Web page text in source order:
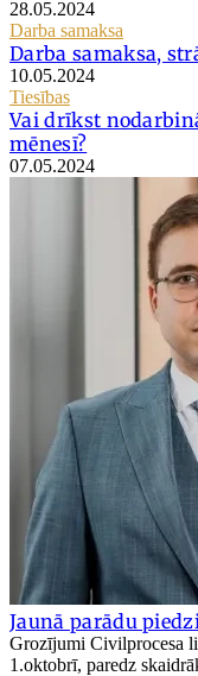
28.05.2024
Darba samaksa
Darba samaksa,
10.05.2024
Tiesības
Vai drīkst
mēnesī?
07.05.2024
Jaunā parādu
Grozījumi Civilprocesa
1.oktobrī, paredz